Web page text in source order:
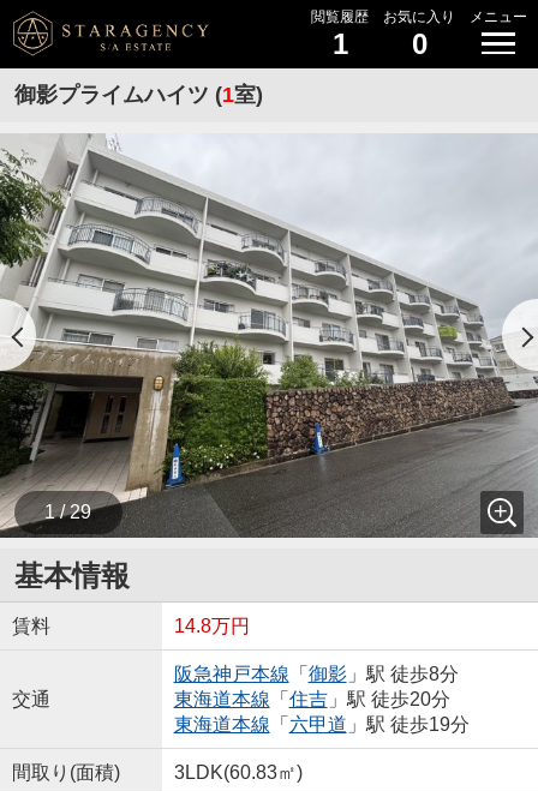
閲覧履歴
1
お気に入り
0
メニュー
御影プライムハイツ (1室)
1 / 29
基本情報
賃料 14.8万円
交通
阪急神戸本線 「 御影」駅 徒歩8分
東海道本線 「 住吉」駅 徒歩20分
東海道本線 「 六甲道 」駅 徒歩19分
間取り(面積) 3LDK(60.83㎡)